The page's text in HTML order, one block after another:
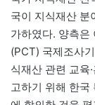
국이 지식재산 분
가하였다. 양측은
(PCT) 국제조사
식재산 관련 교육
고하기 위해 한국